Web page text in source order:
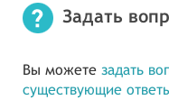
Задать
Вы можете задать
существующие